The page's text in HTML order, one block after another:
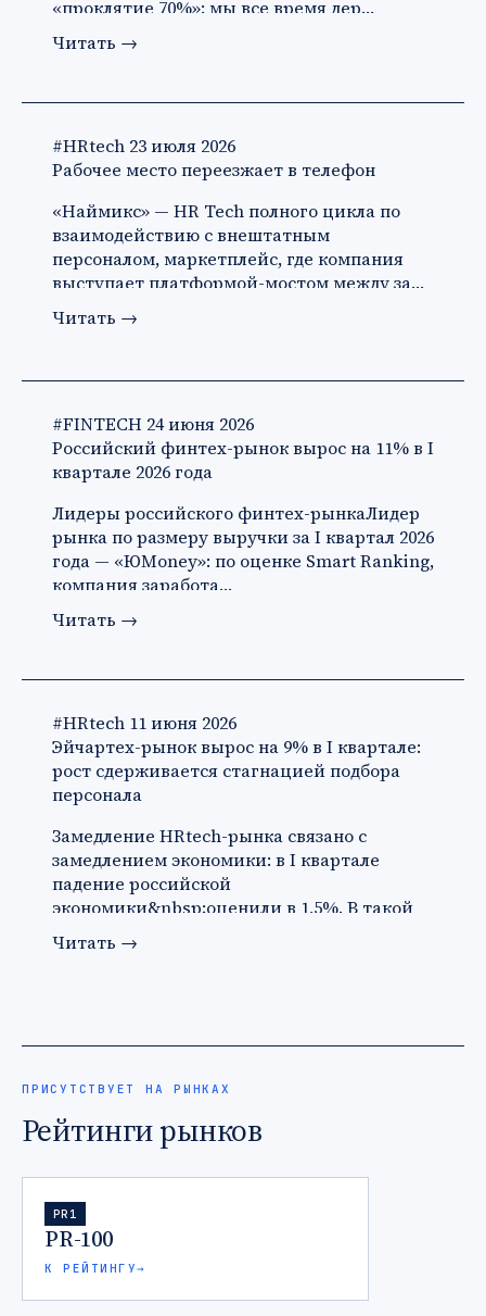
«проклятие 70%»: мы все время дер…
Читать →
#HRtech 23 июля 2026
Рабочее место переезжает в телефон
«Наймикс» — HR Tech полного цикла по
взаимодействию с внештатным
персоналом, маркетплейс, где компания
выступает платформой-мостом между за…
Читать →
#FINTECH 24 июня 2026
Российский финтех-рынок вырос на 11% в I
квартале 2026 года
Лидеры российского финтех-рынкаЛидер
рынка по размеру выручки за I квартал 2026
года — «ЮMoney»: по оценке Smart Ranking,
компания заработа…
Читать →
#HRtech 11 июня 2026
Эйчартех-рынок вырос на 9% в I квартале:
рост сдерживается стагнацией подбора
персонала
Замедление HRtech-рынка связано с
замедлением экономики: в I квартале
падение российской
экономики&nbsp;оценили в 1,5%. В такой
ситуации ко…
Читать →
ПРИСУТСТВУЕТ НА РЫНКАХ
Рейтинги рынков
PR1
PR-100
К РЕЙТИНГУ→